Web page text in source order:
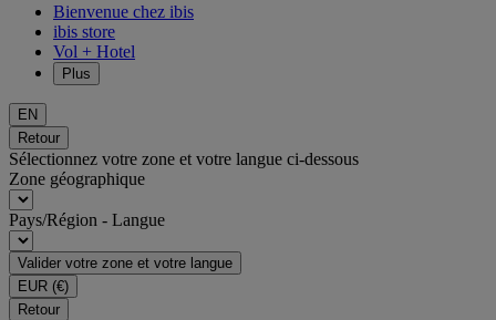
Bienvenue chez ibis
ibis store
Vol + Hotel
Plus
EN
Retour
Sélectionnez votre zone et votre langue ci-dessous
Zone géographique
Pays/Région - Langue
Valider votre zone et votre langue
EUR (€)
Retour